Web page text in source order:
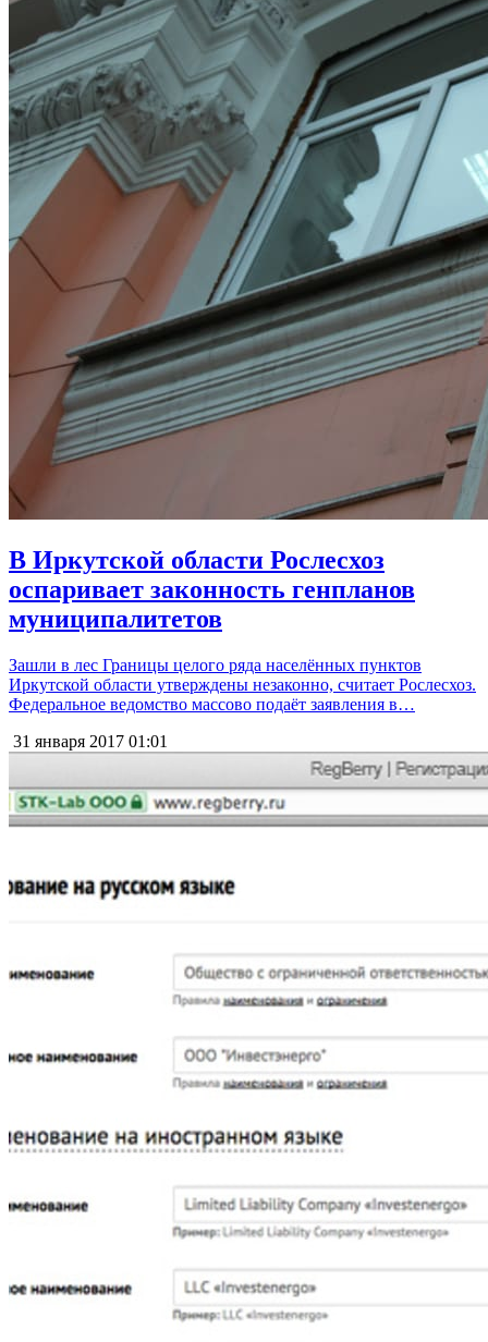
В Иркутской области Рослесхоз
оспаривает законность генпланов
муниципалитетов
Зашли в лес Границы целого ряда населённых пунктов
Иркутской области утверждены незаконно, считает Рослесхоз.
Федеральное ведомство массово подаёт заявления в…
31 января 2017 01:01